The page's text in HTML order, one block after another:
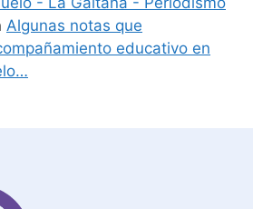
Algunas notas que
educativo en